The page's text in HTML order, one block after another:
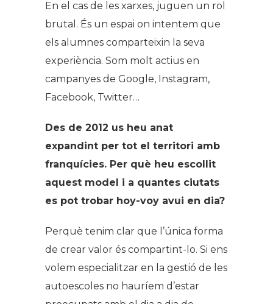
En el cas de les xarxes, juguen un rol
brutal. És un espai on intentem que
els alumnes comparteixin la seva
experiència. Som molt actius en
campanyes de Google, Instagram,
Facebook, Twitter…
Des de 2012 us heu anat
expandint per tot el territori amb
franquícies. Per què heu escollit
aquest model i a quantes ciutats
es pot trobar hoy-voy avui en dia?
Perquè tenim clar que l’única forma
de crear valor és compartint-lo. Si ens
volem especialitzar en la gestió de les
autoescoles no hauríem d’estar